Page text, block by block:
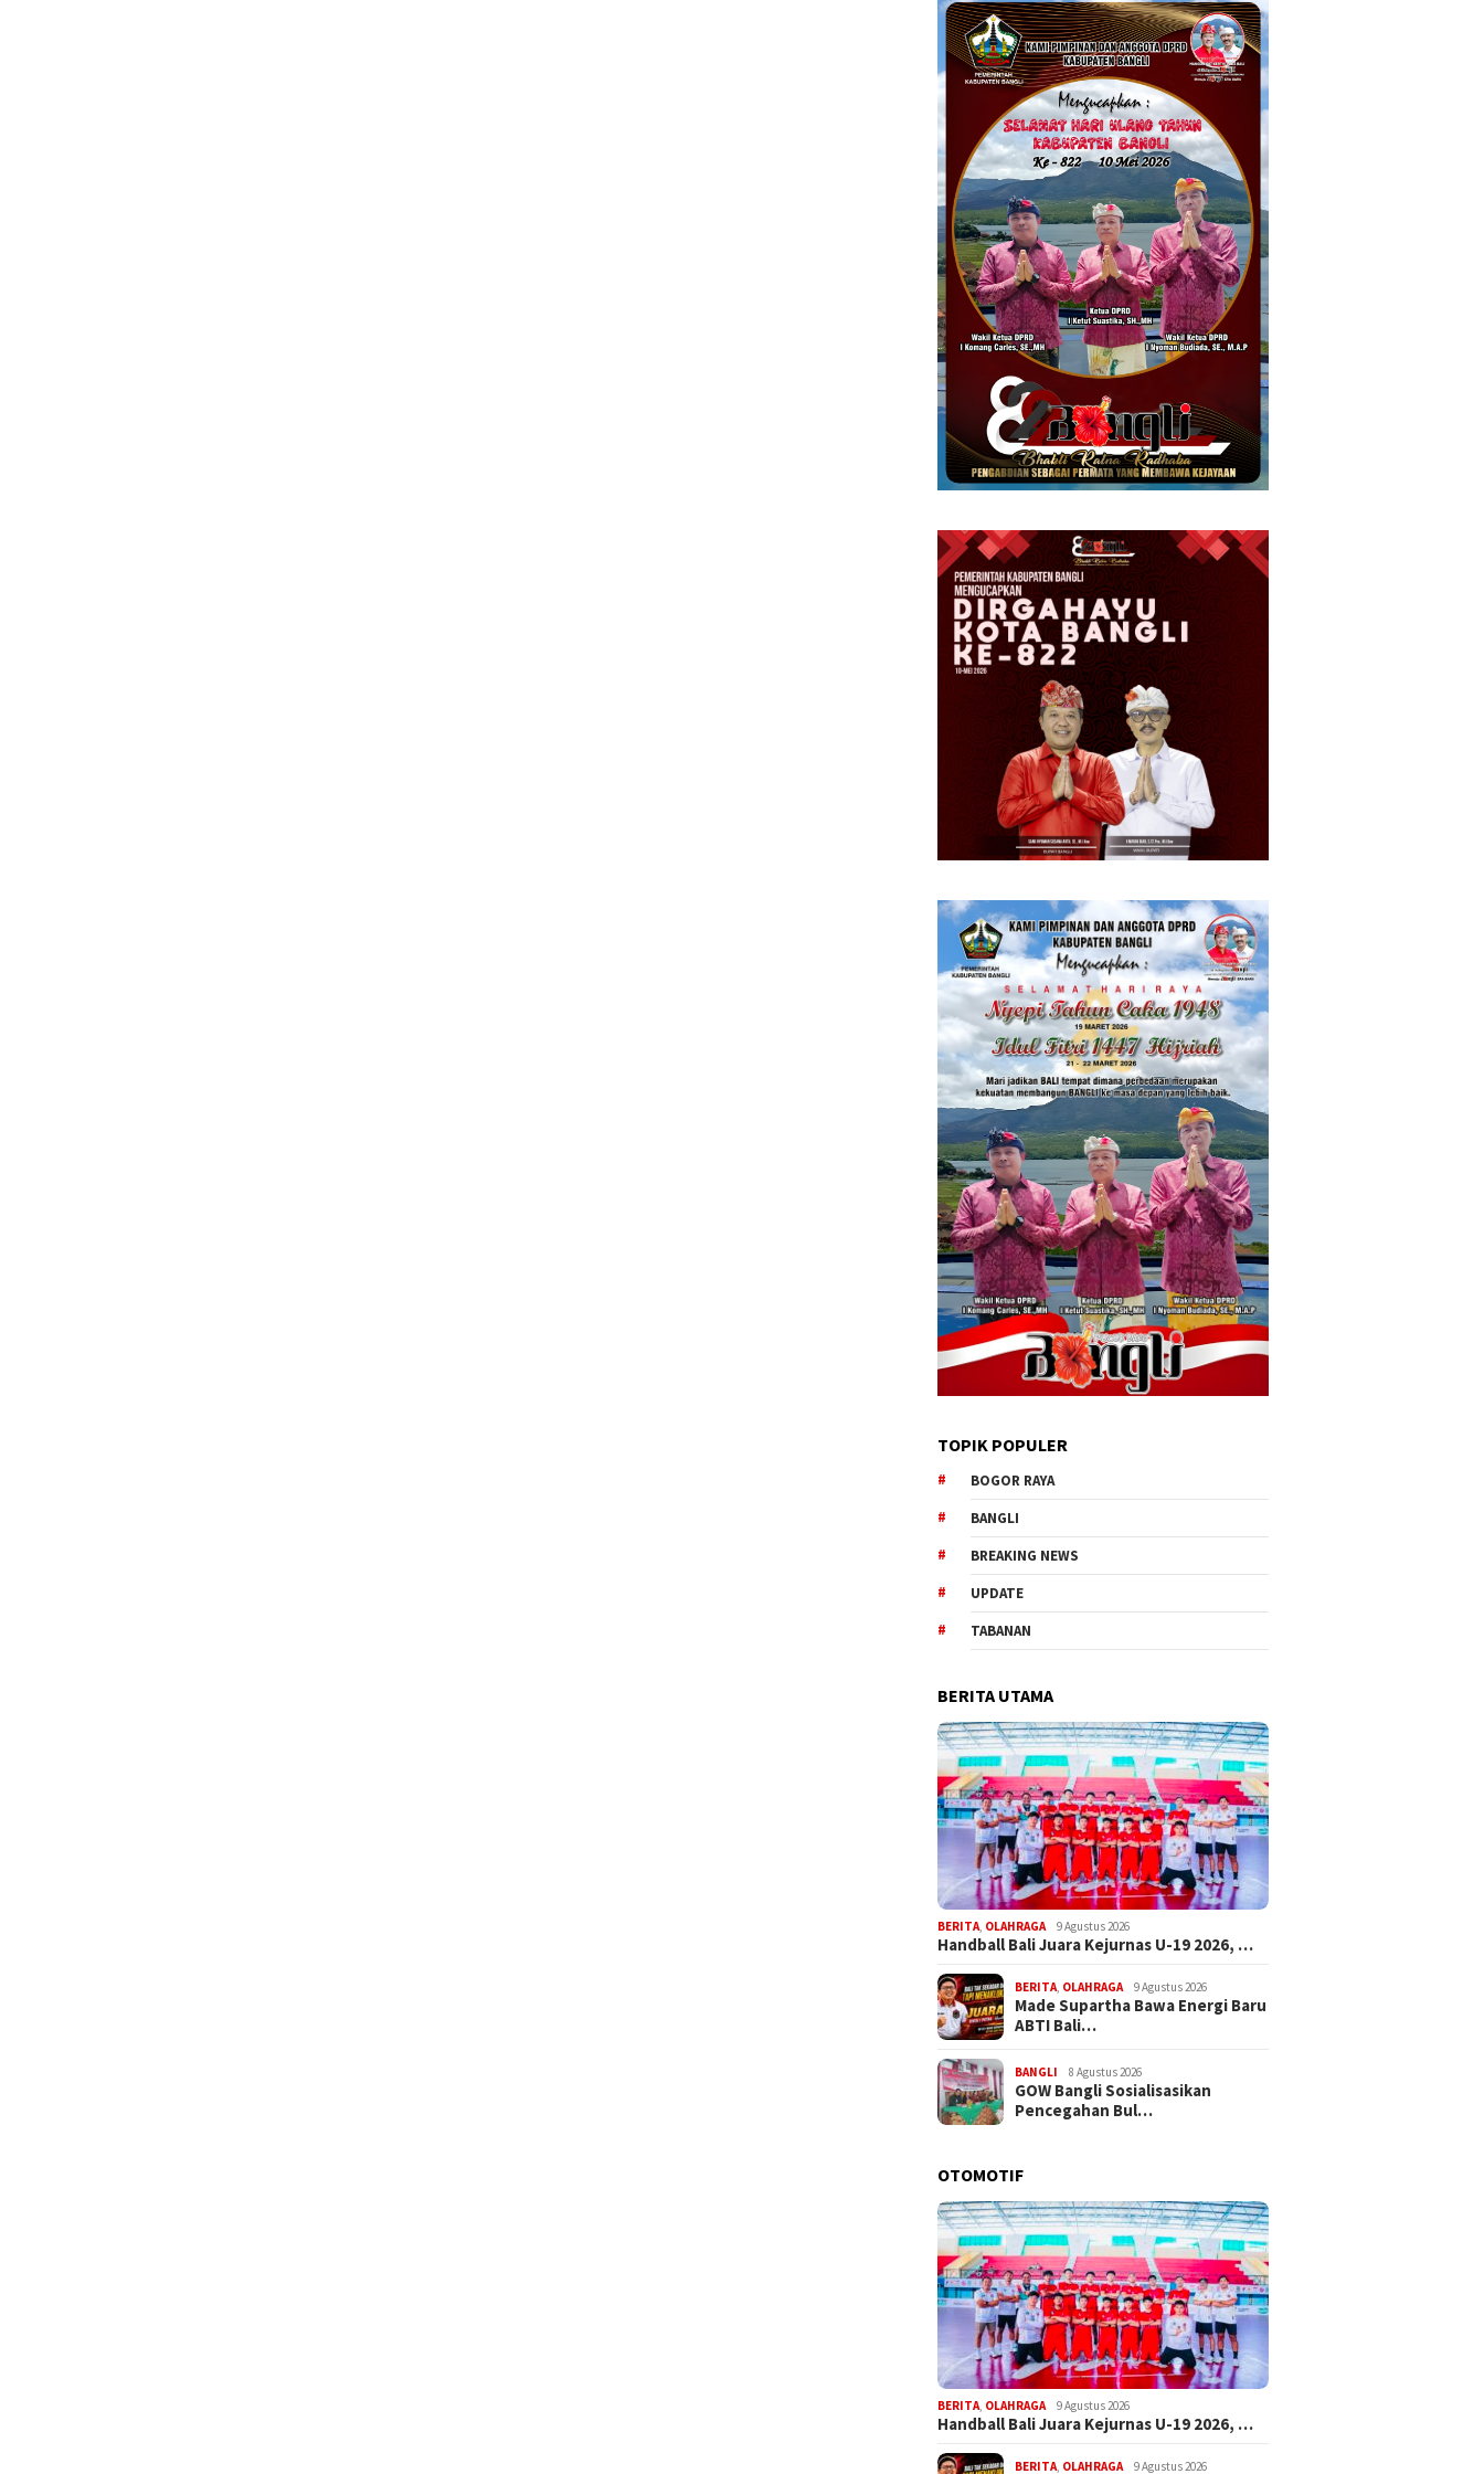
TOPIK POPULER
BOGOR RAYA
BANGLI
BREAKING NEWS
UPDATE
TABANAN
BERITA UTAMA
BERITA, OLAHRAGA 9 Agustus 2026
Handball Bali Juara Kejurnas U-19 2026, …
BERITA, OLAHRAGA 9 Agustus 2026
Made Supartha Bawa Energi Baru
ABTI Bali…
BANGLI 8 Agustus 2026
GOW Bangli Sosialisasikan
Pencegahan Bul…
OTOMOTIF
BERITA, OLAHRAGA 9 Agustus 2026
Handball Bali Juara Kejurnas U-19 2026, …
BERITA, OLAHRAGA 9 Agustus 2026